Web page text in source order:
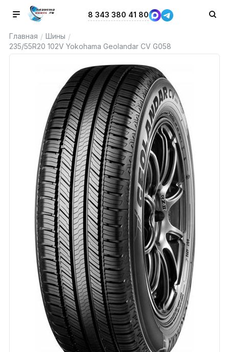
8 343 380 41 80
Главная / Шины /
235/55R20 102V Yokohama Geolandar CV G058